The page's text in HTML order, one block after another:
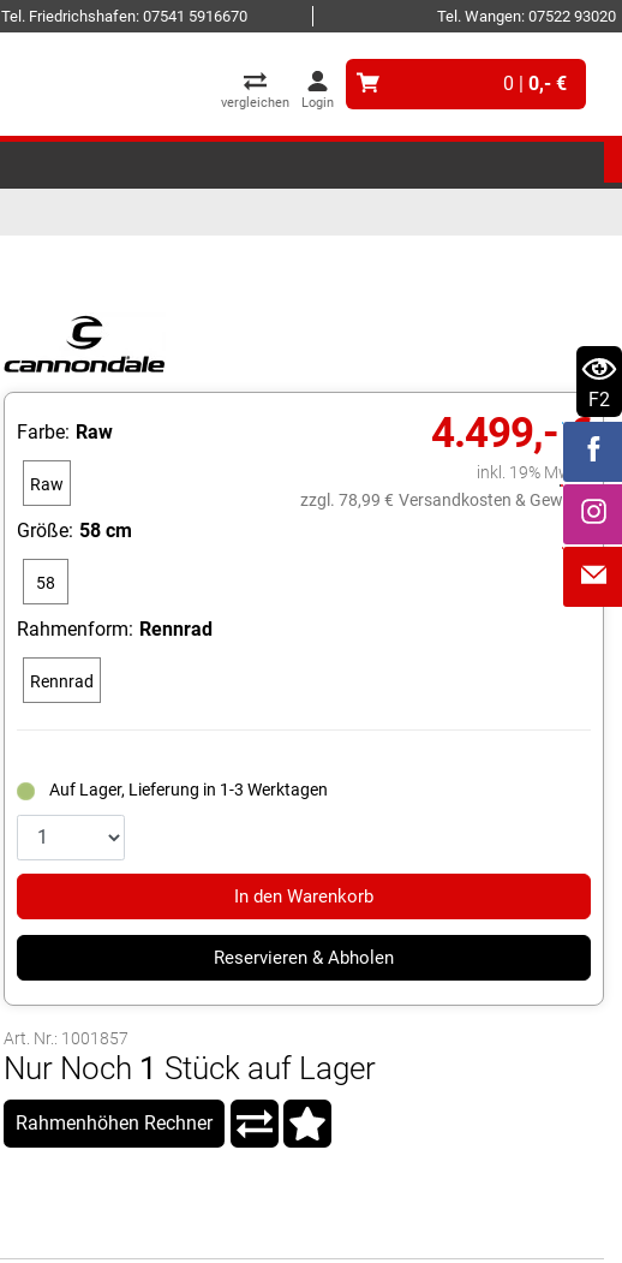
Tel. Friedrichshafen: 07541 5916670 Tel. Wangen: 07522 93020
vergleichen Login
0 | 0,- €
4.499,- €
inkl. 19% MwSt.
zzgl. 78,99 € Versandkosten & Gewicht
Farbe: Raw
Raw
Größe: 58 cm
58
Rahmenform: Rennrad
Rennrad
Auf Lager, Lieferung in 1-3 Werktagen
In den Warenkorb
Reservieren & Abholen
Art. Nr.: 1001857
Nur Noch 1 Stück auf Lager
Rahmenhöhen Rechner
F2